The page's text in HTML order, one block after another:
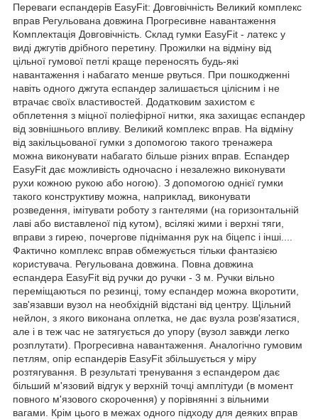
Переваги еспандерів EasyFit: Довговічність Великий комплекс
вправ Регульована довжина Прогресивне навантаження
Комплектація Довговічність. Склад гумки EasyFit - латекс у
виді джгутів дрібного перетину. Прожилки на відміну від
цільної гумової петлі краще переносять будь-які
навантаження і набагато менше рвуться. При пошкодженні
навіть одного джгута еспандер залишається цілісним і не
втрачає своїх властивостей. Додатковим захистом є
обплетення з міцної поліефірної нитки, яка захищає еспандер
від зовнішнього впливу. Великий комплекс вправ. На відміну
від закільцьованої гумки з допомогою такого тренажера
можна виконувати набагато більше різних вправ. Еспандер
EasyFit дає можливість одночасно і незалежно виконувати
рухи кожною рукою або ногою). З допомогою однієї гумки
такого конструктиву можна, наприклад, виконувати
розведення, імітувати роботу з гантелями (на горизонтальній
лаві або виставленої під кутом), всілякі жими і верхні тяги,
вправи з гирею, почергове піднімання рук на біцепс і інші....
Фактично комплекс вправ обмежується тільки фантазією
користувача. Регульована довжина. Повна довжина
еспандера EasyFit від ручки до ручки - 3 м. Ручки вільно
переміщаються по резинці, тому еспандер можна вкоротити,
зав'язавши вузол на необхідній відстані від центру. Щільний
нейлон, з якого виконана оплетка, не дає вузла розв'язатися,
але і в теж час не затягується до упору (вузол завжди легко
розплутати). Прогресивна навантаження. Аналогічно гумовим
петлям, опір еспандерів EasyFit збільшується у міру
розтягування. В результаті тренування з еспандером дає
більший м'язовий відгук у верхній точці амплітуди (в момент
повного м'язового скорочення) у порівнянні з вільними
вагами. Крім цього в межах одного підходу для деяких вправ